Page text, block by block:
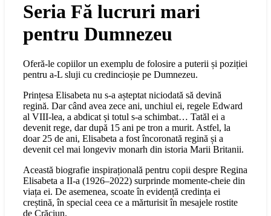
Seria Fă lucruri mari
pentru Dumnezeu
Oferă-le copiilor un exemplu de folosire a puterii și poziției
pentru a-L sluji cu credincioșie pe Dumnezeu.
Prințesa Elisabeta nu s-a așteptat niciodată să devină
regină. Dar când avea zece ani, unchiul ei, regele Edward
al VIII-lea, a abdicat și totul s-a schimbat… Tatăl ei a
devenit rege, dar după 15 ani pe tron a murit. Astfel, la
doar 25 de ani, Elisabeta a fost încoronată regină și a
devenit cel mai longeviv monarh din istoria Marii Britanii.
Această biografie inspirațională pentru copii despre Regina
Elisabeta a II-a (1926–2022) surprinde momente-cheie din
viața ei. De asemenea, scoate în evidență credința ei
creștină, în special ceea ce a mărturisit în mesajele rostite
de Crăciun.